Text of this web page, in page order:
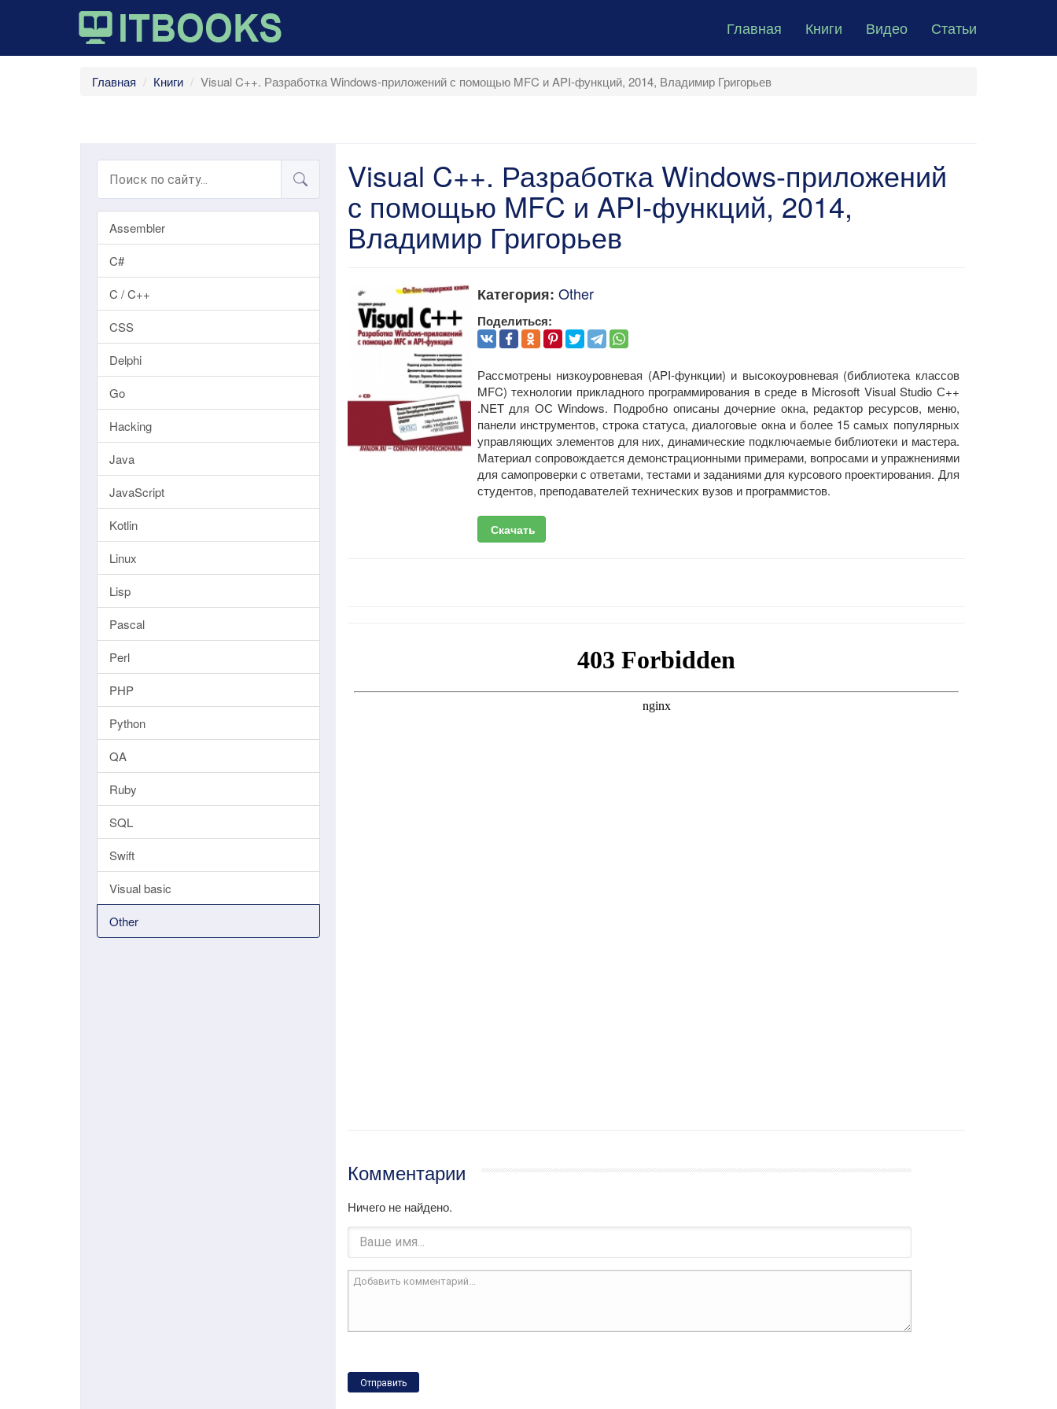
Главная Книги Видео Статьи
Главная Книги Visual C++. Разработка Windows-приложений с помощью MFC и API-функций, 2014, Владимир Григорьев
Assembler
C#
C / C++
CSS
Delphi
Go
Hacking
Java
JavaScript
Kotlin
Linux
Lisp
Pascal
Perl
PHP
Python
QA
Ruby
SQL
Swift
Visual basic
Other
Visual C++. Разработка Windows-приложений
с помощью MFC и API-функций, 2014,
Владимир Григорьев
Категория: Other
Поделиться:
Рассмотрены низкоуровневая (API-функции) и высокоуровневая (библиотека классов
MFC) технологии прикладного программирования в среде в Microsoft Visual Studio С++
.NET для ОС Windows. Подробно описаны дочерние окна, редактор ресурсов, меню,
панели инструментов, строка статуса, диалоговые окна и более 15 самых популярных
управляющих элементов для них, динамические подключаемые библиотеки и мастера.
Материал сопровождается демонстрационными примерами, вопросами и упражнениями
для самопроверки с ответами, тестами и заданиями для курсового проектирования. Для
студентов, преподавателей технических вузов и программистов.
Скачать
Комментарии
Ничего не найдено.
Отправить